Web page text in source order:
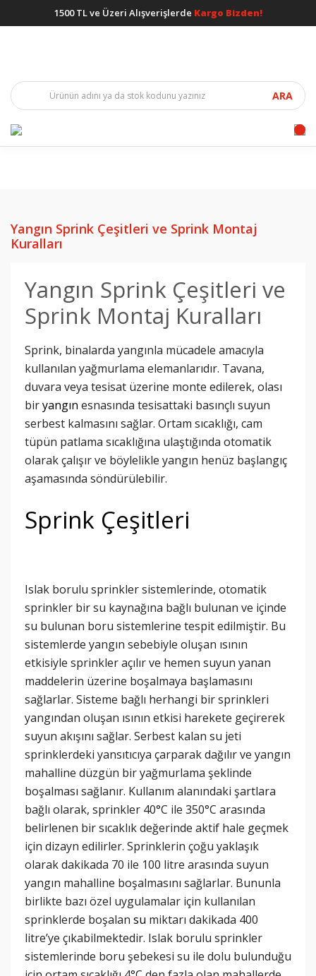
1500 TL ve Üzeri Alışverişlerde Kargo Bizden!
ARA
Yangın Sprink Çeşitleri ve Sprink Montaj
Kuralları
Yangın Sprink Çeşitleri ve
Sprink Montaj Kuralları
Sprink, binalarda yangınla mücadele amacıyla
kullanılan yağmurlama elemanlarıdır. Tavana,
duvara veya tesisat üzerine monte edilerek, olası
biryangın esnasında tesisattaki basınçlı suyun
serbest kalmasını sağlar. Ortam sıcaklığı, cam
tüpün patlama sıcaklığına ulaştığında otomatik
olarak çalışır ve böylelikle yangın henüz başlangıç
aşamasında söndürülebilir.
Sprink Çeşitleri
Islak borulu sprinkler sistemlerinde, otomatik
sprinkler bir su kaynağına bağlı bulunan ve içinde
su bulunan boru sistemlerine tespit edilmiştir. Bu
sistemlerde yangın sebebiyle oluşan ısının
etkisiyle sprinkler açılır ve hemen suyun yanan
maddelerin üzerine boşalmaya başlamasını
sağlarlar. Sisteme bağlı herhangi bir sprinkleri
yangından oluşan ısının etkisi harekete geçirerek
suyun akışını sağlar. Serbest kalan su jeti
sprinklerdeki yansıtıcıya çarparak dağılır ve yangın
mahalline düzgün bir yağmurlama şeklinde
boşalması sağlanır. Kullanım alanındaki şartlara
bağlı olarak, sprinkler 40°C ile 350°C arasında
belirlenen bir sıcaklık değerinde aktif hale geçmek
için dizayn edilirler. Sprinklerin çoğu yaklaşık
olarak dakikada 70 ile 100 litre arasında suyun
yangın mahalline boşalmasını sağlarlar. Bununla
birlikte bazı özel uygulamalar için kullanılan
sprinklerde boşalan su miktarı dakikada 400
litre’ye çıkabilmektedir. Islak borulu sprinkler
sistemlerinde boru şebekesi su ile dolu bulunduğu